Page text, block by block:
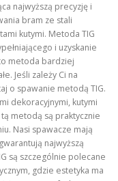
najwyższą precyzję i
bram ze stali
kutymi. Metoda TIG
i uzyskanie
metoda bardziej
Jeśli zależy Ci na
o spawanie metodą TIG.
dekoracyjnymi, kutymi
metodą są praktycznie
Nasi spawacze mają
najwyższą
są szczególnie polecane
gdzie estetyka ma